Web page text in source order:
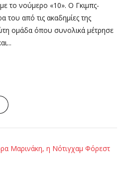
το νούμερο «10». Ο Γκιμπς-
του από τις ακαδημίες της
ομάδα όπου συνολικά μέτρησε